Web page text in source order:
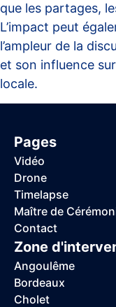
que les partages,
L’impact peut
l’ampleur de la
et son influence
locale.
Pages
Vidéo
Drone
Timelapse
Maître de
Contact
Zone
Angoulême
Bordeaux
Cholet